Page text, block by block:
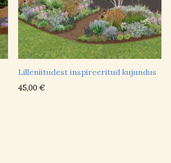
Lilleniitudest inspireeritud kujundus
45,00 €